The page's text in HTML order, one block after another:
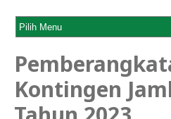
Kontingen